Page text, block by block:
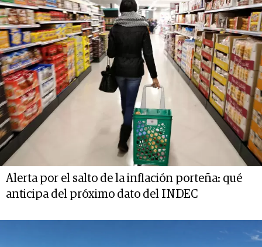
Alerta por el salto de la inflación porteña: qué
anticipa del próximo dato del INDEC